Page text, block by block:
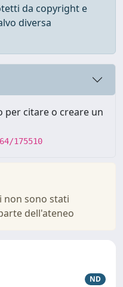
da copyright e
diversa
per citare o creare un
175510
non sono stati
dell'ateneo
ND